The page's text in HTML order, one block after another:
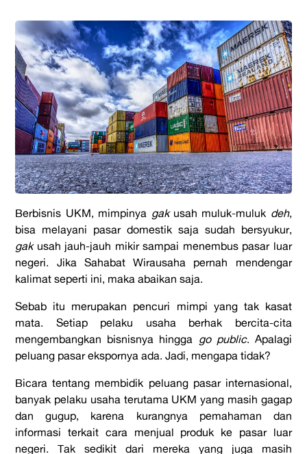
Berbisnis UKM, mimpinya gak usah muluk-muluk deh,
bisa melayani pasar domestik saja sudah bersyukur,
gak usah jauh-jauh mikir sampai menembus pasar luar
negeri. Jika Sahabat Wirausaha pernah mendengar
kalimat seperti ini, maka abaikan saja.
Sebab itu merupakan pencuri mimpi yang tak kasat
mata. Setiap pelaku usaha berhak bercita-cita
mengembangkan bisnisnya hingga go public. Apalagi
peluang pasar ekspornya ada. Jadi, mengapa tidak?
Bicara tentang membidik peluang pasar internasional,
banyak pelaku usaha terutama UKM yang masih gagap
dan gugup, karena kurangnya pemahaman dan
informasi terkait cara menjual produk ke pasar luar
negeri. Tak sedikit dari mereka yang juga masih